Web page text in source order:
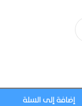
إضافة إلى السلة